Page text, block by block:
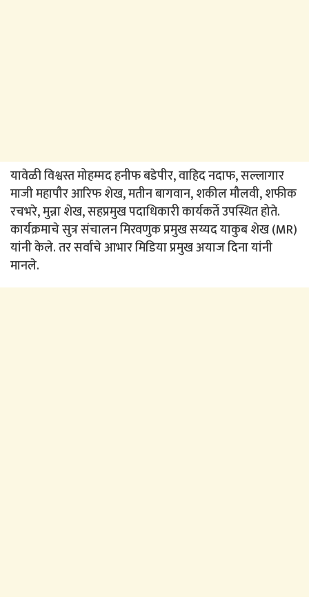
यावेळी विश्वस्त मोहम्मद हनीफ बडेपीर, वाहिद नदाफ, सल्लागार
माजी महापौर आरिफ शेख, मतीन बागवान, शकील मौलवी, शफीक
रचभरे, मुन्ना शेख, सहप्रमुख पदाधिकारी कार्यकर्ते उपस्थित होते.
कार्यक्रमाचे सुत्र संचालन मिरवणुक प्रमुख सय्यद याकुब शेख (MR)
यांनी केले. तर सर्वांचे आभार मिडिया प्रमुख अयाज दिना यांनी
मानले.